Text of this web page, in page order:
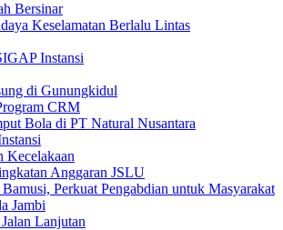
Bersinar
Keselamatan Berlalu Lintas
Instansi
di Gunungkidul
CRM
Bola di PT Natural Nusantara
Kecelakaan
Anggaran JSLU
Perkuat Pengabdian untuk Masyarakat
Jambi
Lanjutan